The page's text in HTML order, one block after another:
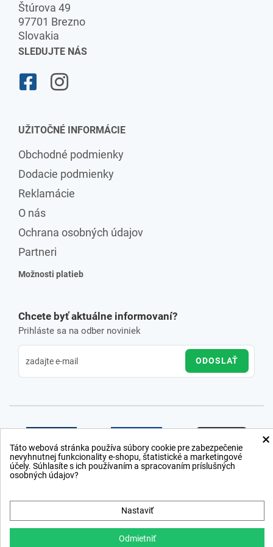
Štúrova 49
97701 Brezno
Slovakia
SLEDUJTE NÁS
UŽITOČNÉ INFORMÁCIE
Obchodné podmienky
Dodacie podmienky
Reklamácie
O nás
Ochrana osobných údajov
Partneri
Možnosti platieb
Chcete byť aktuálne informovaní?
Prihláste sa na odber noviniek
ODOSLAŤ
×
Táto webová stránka používa súbory cookie pre zabezpečenie
nevyhnutnej funkcionality e-shopu, štatistické a marketingové
účely. Súhlasíte s ich používaním a spracovaním príslušných
osobných údajov?
Nastaviť
Odmietniť